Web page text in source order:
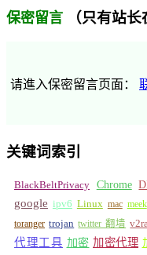
保密留言 （只有站长
请進入保密留言页面：
关键词索引
BlackBeltPrivacy Chrome
google ipv6 Linux mac meek
toranger trojan twitter 翻墙
代理工具 加密 加密代理